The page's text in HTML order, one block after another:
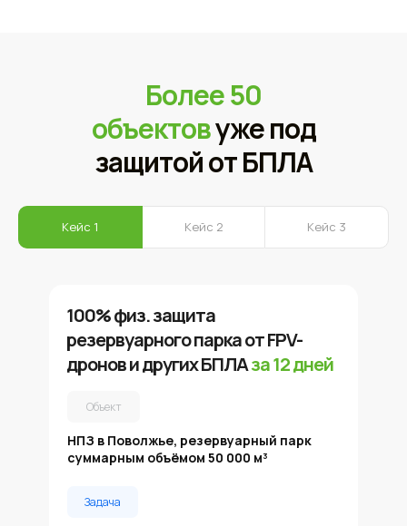
Более 50
объектовуже под
защитой от БПЛА
Кейс 1 Кейс 2 Кейс 3
НПЗ в Поволжье, резервуарный парк
суммарным объёмом 50 000 м³
Объект
Задача
100% физ. защита
резервуарного парка от FPV-
дронов и других БПЛАза 12 дней